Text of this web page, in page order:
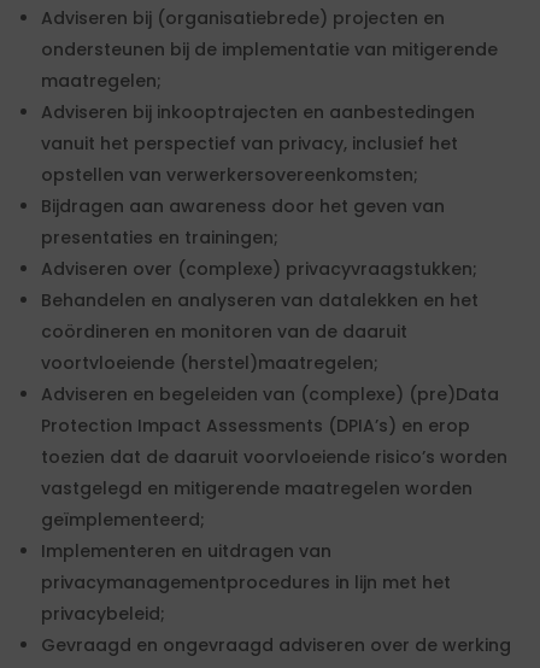
Adviseren bij (organisatiebrede) projecten en
ondersteunen bij de implementatie van mitigerende
maatregelen;
Adviseren bij inkooptrajecten en aanbestedingen
vanuit het perspectief van privacy, inclusief het
opstellen van verwerkersovereenkomsten;
Bijdragen aan awareness door het geven van
presentaties en trainingen;
Adviseren over (complexe) privacyvraagstukken;
Behandelen en analyseren van datalekken en het
coördineren en monitoren van de daaruit
voortvloeiende (herstel)maatregelen;
Adviseren en begeleiden van (complexe) (pre)Data
Protection Impact Assessments (DPIA’s) en erop
toezien dat de daaruit voorvloeiende risico’s worden
vastgelegd en mitigerende maatregelen worden
geïmplementeerd;
Implementeren en uitdragen van
privacymanagementprocedures in lijn met het
privacybeleid;
Gevraagd en ongevraagd adviseren over de werking